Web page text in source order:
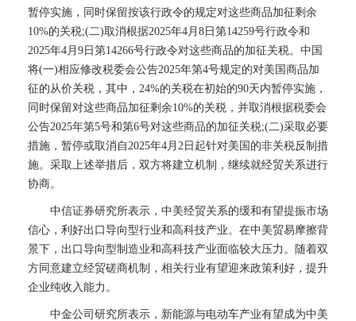
暂停实施，同时保留按该行政令的规定对这些商品加征剩余
10%的关税;(二)取消根据2025年4月8日第14259号行政令和
2025年4月9日第14266号行政令对这些商品的加征关税。中国
将(一)相应修改税委会公告2025年第4号规定的对美国商品加
征的从价关税，其中，24%的关税在初始的90天内暂停实施，
同时保留对这些商品加征剩余10%的关税，并取消根据税委会
公告2025年第5号和第6号对这些商品的加征关税;(二)采取必要
措施，暂停或取消自2025年4月2日起针对美国的非关税反制措
施。采取上述举措后，双方将建立机制，继续就经贸关系进行
协商。
中信证券研究所表示，中美经贸关系的缓和有望提振市场
信心，利好出口导向型行业和高科技产业。在中美贸易摩擦背
景下，出口导向型制造业和高科技产业面临较大压力。随着双
方同意建立经贸磋商机制，相关行业有望迎来政策利好，提升
企业纯收入能力。
中金公司研究所表示，新能源与电动车产业有望成为中美